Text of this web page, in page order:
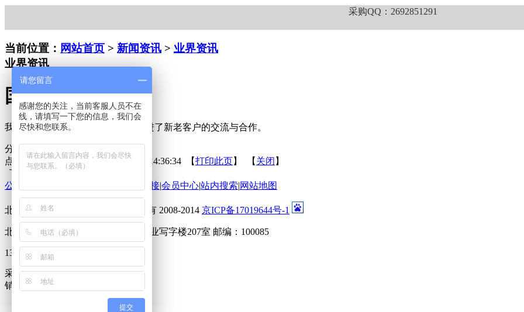
采购QQ：2692851291
当前位置： 网站首页 > 新闻资讯 > 业界资讯
业界资讯
国外展会
我公司去国外参展，效果很好，增进了新老客户的交流与合作。
分享到：
点击次数：更新时间：2014-08-29 14:36:34 【打印此页 】 【 关闭 】
公司动态
友情链接会员中心站内搜索 网站地图
北京华鑫安盾商贸有限公司 版权所有 2008-2014 京ICP备17019644号-1
北京海淀上地马连洼北路9号东居兴业写字楼207室 邮编：100085
13552409085 15801119403
采购QQ：2692851291
销售QQ：754620780 2420317353
请您留言
感谢您的关注，当前客服人员不在
线，请填写一下您的信息，我们会
尽快和您联系。
提交